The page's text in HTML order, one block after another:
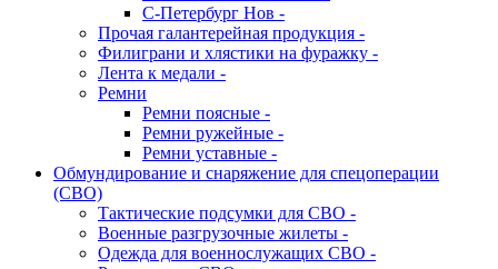
С-Петербург Нов -
Прочая галантерейная продукция -
Филиграни и хлястики на фуражку -
Лента к медали -
Ремни
Ремни поясные -
Ремни ружейные -
Ремни уставные -
Обмундирование и снаряжение для спецоперации
(СВО)
Тактические подсумки для СВО -
Военные разгрузочные жилеты -
Одежда для военнослужащих СВО -